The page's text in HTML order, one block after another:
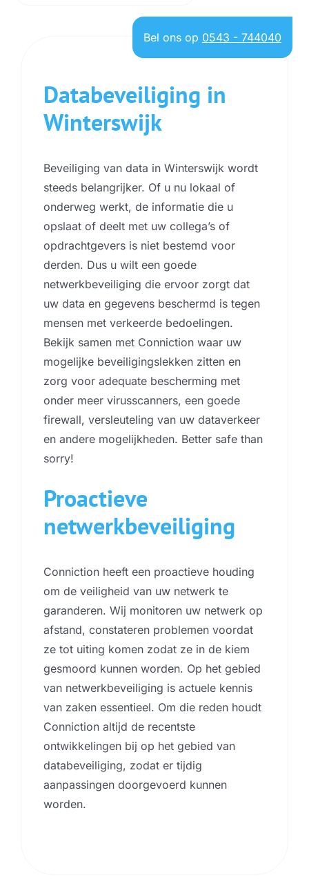
Bel ons op 0543 - 744040
Databeveiliging in
Winterswijk
Beveiliging van data in Winterswijk wordt
steeds belangrijker. Of u nu lokaal of
onderweg werkt, de informatie die u
opslaat of deelt met uw collega’s of
opdrachtgevers is niet bestemd voor
derden. Dus u wilt een goede
netwerkbeveiliging die ervoor zorgt dat
uw data en gegevens beschermd is tegen
mensen met verkeerde bedoelingen.
Bekijk samen met Conniction waar uw
mogelijke beveiligingslekken zitten en
zorg voor adequate bescherming met
onder meer virusscanners, een goede
firewall, versleuteling van uw dataverkeer
en andere mogelijkheden. Better safe than
sorry!
Proactieve
netwerkbeveiliging
Conniction heeft een proactieve houding
om de veiligheid van uw netwerk te
garanderen. Wij monitoren uw netwerk op
afstand, constateren problemen voordat
ze tot uiting komen zodat ze in de kiem
gesmoord kunnen worden. Op het gebied
van netwerkbeveiliging is actuele kennis
van zaken essentieel. Om die reden houdt
Conniction altijd de recentste
ontwikkelingen bij op het gebied van
databeveiliging, zodat er tijdig
aanpassingen doorgevoerd kunnen
worden.